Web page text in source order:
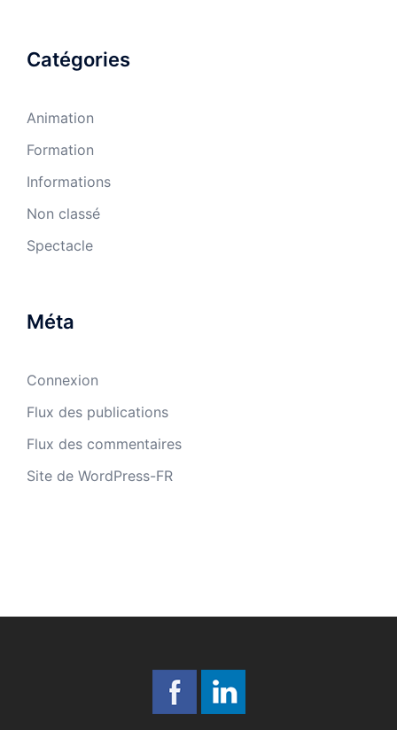
Catégories
Animation
Formation
Informations
Non classé
Spectacle
Méta
Connexion
Flux des publications
Flux des commentaires
Site de WordPress-FR